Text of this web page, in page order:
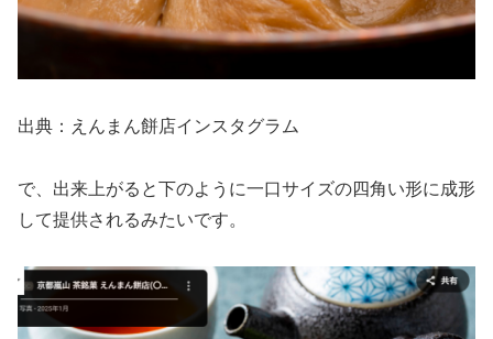
出典：えんまん餅店インスタグラム
で、出来上がると下のように一口サイズの四角い形に成形
して提供されるみたいです。